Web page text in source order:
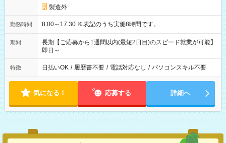
製造外
勤務時間 8:00～17:30 ※表記のうち実働8時間です。
期間
長期【ご応募から1週間以内(最短2日目)のスピード就業が可能】
即日～
特徴 日払いOK / 履歴書不要 / 電話対応なし / パソコンスキル不要
気になる！ 応募する 詳細へ